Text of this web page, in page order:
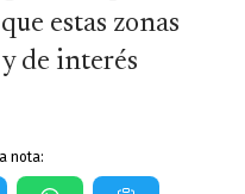
estas zonas
de interés
nota: